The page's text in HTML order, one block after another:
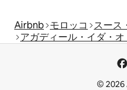
Airbnb モロッコ
スース
アガディール・イダ・
© 2026